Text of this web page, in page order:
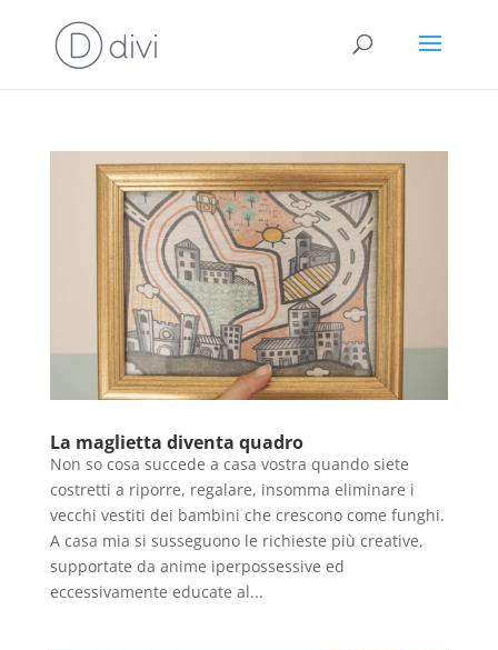
La maglietta diventa quadro
Non so cosa succede a casa vostra quando siete
costretti a riporre, regalare, insomma eliminare i
vecchi vestiti dei bambini che crescono come funghi.
A casa mia si susseguono le richieste più creative,
supportate da anime iperpossessive ed
eccessivamente educate al...